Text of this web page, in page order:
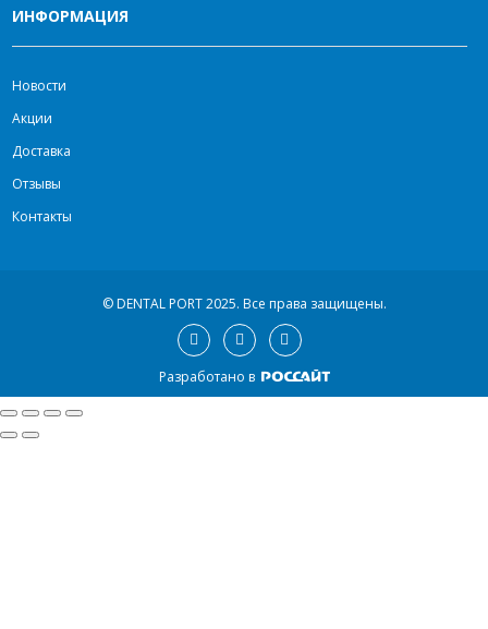
ИНФОРМАЦИЯ
Новости
Акции
Доставка
Отзывы
Контакты
© DENTAL PORT 2025. Все права защищены.
Разработано в